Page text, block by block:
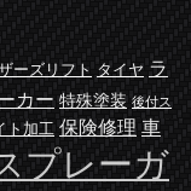
ーズリフト タイヤ ラ
カー 特殊塗装 後付ス
ト加工 保険修理 車
プレーガ